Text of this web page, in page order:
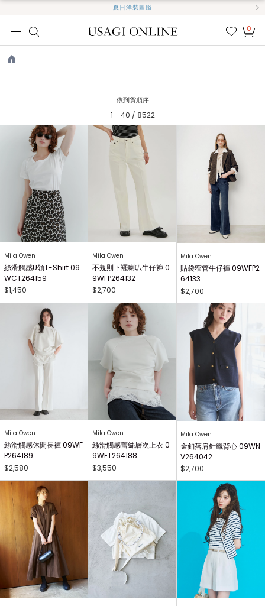
夏日洋裝圖鑑
我的
0
依到貨順序
1 - 40 / 8522
Mila Owen
絲滑觸感U領T-Shirt 09
WCT264159
$1,450
Mila Owen
不規則下襬喇叭牛仔褲 0
9WFP264132
$2,700
Mila Owen
貼袋窄管牛仔褲 09WFP2
64133
$2,700
Mila Owen
絲滑觸感休閒長褲 09WF
P264189
$2,580
Mila Owen
絲滑觸感蕾絲層次上衣 0
9WFT264188
$3,550
Mila Owen
金釦落肩針織背心 09WN
V264042
$2,700